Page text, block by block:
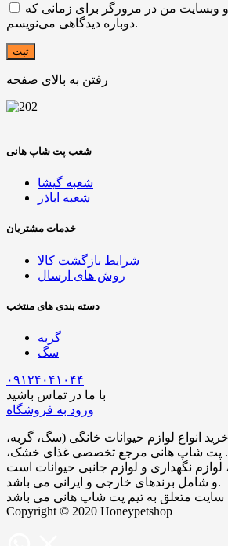
و وبسایت من در مرورگر برای زمانی که
دوباره دیدگاهی می‌نویسم.
رفتن به بالای صفحه
شعب پت شاپ هانی
شعبه گیشا
شعبه اباذر
خدمات مشتریان
شرایط بازگشت کالا
روش های ارسال
دسته بندی های منتخب
گربه
سگ
۰۹۱۲۴۰۴۱۰۴۴
با ما در تماس باشید
ورود به فروشگاه
انواع لوازم حیوانات خانگی (سگ، گربه،
پت شاپ هانی مرجع تخصصی غذای خشک،
لوازم نگهداری و لوازم جانبی حیوانات است
و شامل برندهای خارجی و ایرانی می‌ باشد.
Copyright © 2020 Honeypetshop